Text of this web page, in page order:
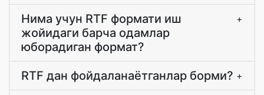
Нима учун RTF формати иш
жойидаги барча одамлар
юборадиган формат?
+
RTF дан фойдаланаётганлар борми? +